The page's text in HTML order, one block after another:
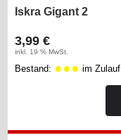
Iskra Gigant 2
3,99 €
inkl. 19 % MwSt.
Bestand: im Zulauf